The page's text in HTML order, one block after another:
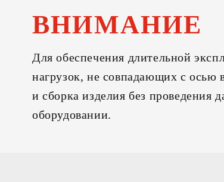
ВНИМАНИЕ
Для обеспечения длительной
нагрузок, не совпадающих с осью
и сборка изделия без проведения
оборудовании.